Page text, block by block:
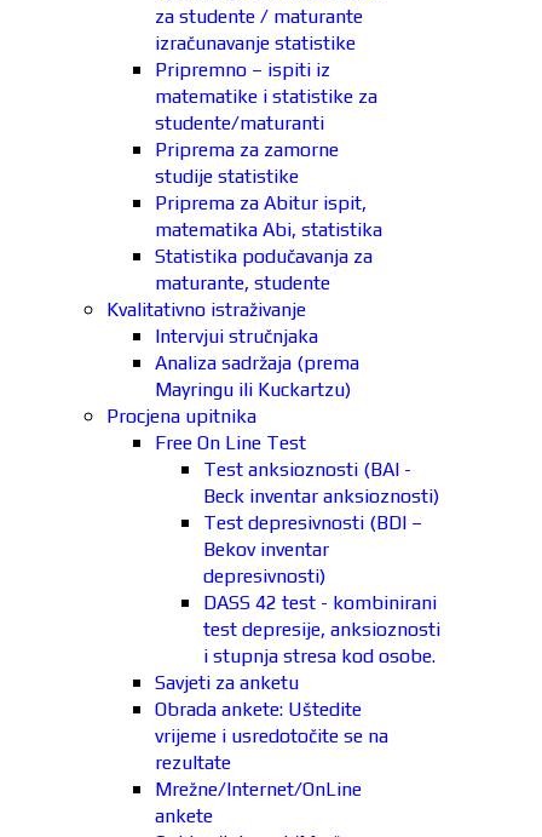
za studente / maturante
izračunavanje statistike
Pripremno – ispiti iz
matematike i statistike za
studente/maturanti
Priprema za zamorne
studije statistike
Priprema za Abitur ispit,
matematika Abi, statistika
Statistika podučavanja za
maturante, studente
Kvalitativno istraživanje
Intervjui stručnjaka
Analiza sadržaja (prema
Mayringu ili Kuckartzu)
Procjena upitnika
Free On Line Test
Test anksioznosti (BAI -
Beck inventar anksioznosti)
Test depresivnosti (BDI –
Bekov inventar
depresivnosti)
DASS 42 test - kombinirani
test depresije, anksioznosti
i stupnja stresa kod osobe.
Savjeti za anketu
Obrada ankete: Uštedite
vrijeme i usredotočite se na
rezultate
Mrežne/Internet/OnLine
ankete